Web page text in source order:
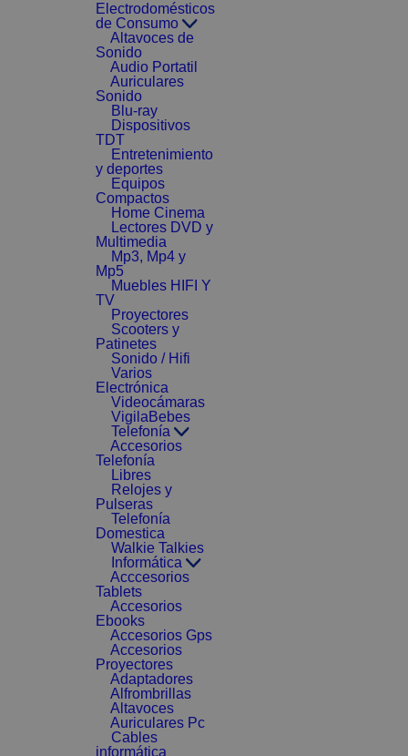
Electrodomésticos
de Consumo
Altavoces de
Sonido
Audio Portatil
Auriculares
Sonido
Blu-ray
Dispositivos
TDT
Entretenimiento
y deportes
Equipos
Compactos
Home Cinema
Lectores DVD y
Multimedia
Mp3, Mp4 y
Mp5
Muebles HIFI Y
TV
Proyectores
Scooters y
Patinetes
Sonido / Hifi
Varios
Electrónica
Videocámaras
VigilaBebes
Telefonía
Accesorios
Telefonía
Libres
Relojes y
Pulseras
Telefonía
Domestica
Walkie Talkies
Informática
Acccesorios
Tablets
Accesorios
Ebooks
Accesorios Gps
Accesorios
Proyectores
Adaptadores
Alfrombrillas
Altavoces
Auriculares Pc
Cables
informática